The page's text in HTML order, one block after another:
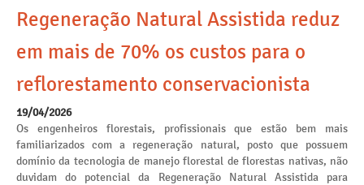
Regeneração Natural Assistida reduz
em mais de 70% os custos para o
reflorestamento conservacionista
19/04/2026
Os engenheiros florestais, profissionais que estão bem mais
familiarizados com a regeneração natural, posto que possuem
domínio da tecnologia de manejo florestal de florestas nativas, não
duvidam do potencial da Regeneração Natural Assistida para